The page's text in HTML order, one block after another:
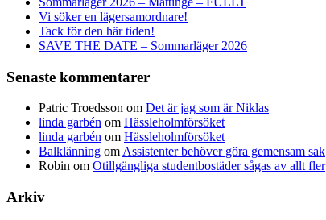
Vi söker en lägersamordnare!
Tack för den här tiden!
SAVE THE DATE – Sommarläger 2026
Senaste kommentarer
Patric Troedsson om Det är jag som är Niklas
linda garbén om Hässleholmförsöket
linda garbén om Hässleholmförsöket
Balklänning om Assistenter behöver göra gemensam sak
Robin om Otillgängliga studentbostäder sågas av allt fler
Arkiv